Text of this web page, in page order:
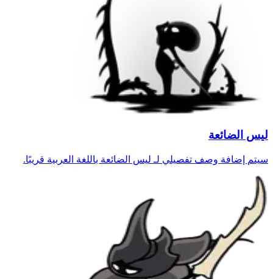
ليس الضائعة
سيتم إضافة وصف تفصيلي لـ ليس الضائعة باللغة العربية قريبًا.